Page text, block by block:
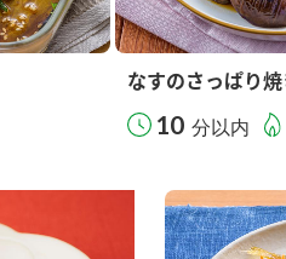
なすのさっぱり
10 分以内